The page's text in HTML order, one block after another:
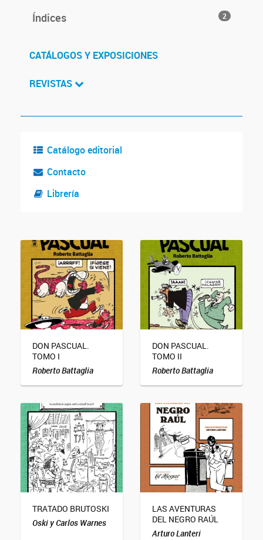
Índices 2
CATÁLOGOS Y EXPOSICIONES
REVISTAS
Catálogo editorial
Contacto
Librería
DON PASCUAL.
TOMO I
Roberto Battaglia
DON PASCUAL.
TOMO II
Roberto Battaglia
TRATADO BRUTOSKI
Oski y Carlos Warnes
LAS AVENTURAS
DEL NEGRO RAÚL
Arturo Lanteri